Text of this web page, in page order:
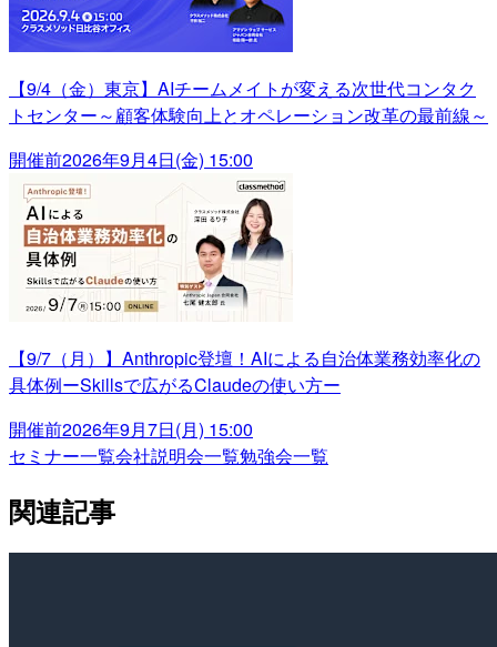
【9/4（金）東京】AIチームメイトが変える次世代コンタク
トセンター～顧客体験向上とオペレーション改革の最前線～
開催前2026年9月4日(金) 15:00
【9/7（月）】Anthropic登壇！AIによる自治体業務効率化の
具体例ーSkillsで広がるClaudeの使い方ー
開催前2026年9月7日(月) 15:00
セミナー一覧会社説明会一覧勉強会一覧
関連記事